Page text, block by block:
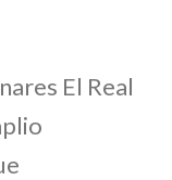
El Real